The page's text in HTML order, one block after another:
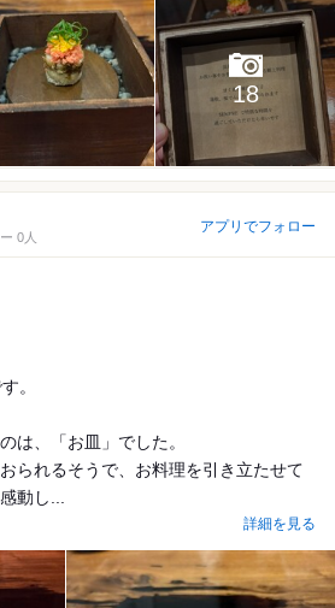
18
0人
アプリでフォロー
。
は、「お皿」でした。
られるそうで、お料理を引き立たせて
動し...
詳細を見る